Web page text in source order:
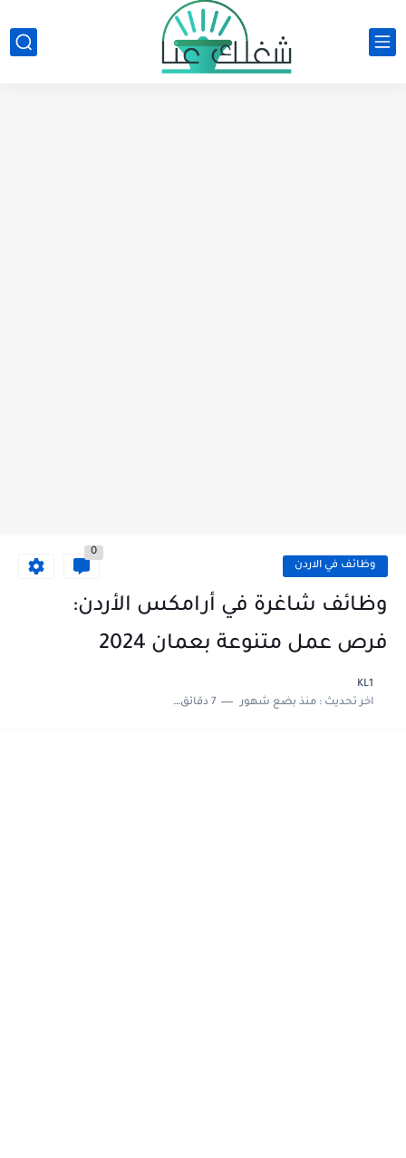
وظائف في الاردن
0
وظائف شاغرة في أرامكس الأردن:
فرص عمل متنوعة بعمان 2024
KL1
اخر تحديث :منذ بضع شهور 7 دقائق للقراءة